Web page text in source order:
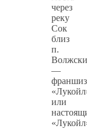
через
реку
Сок
близ
п.
—
или